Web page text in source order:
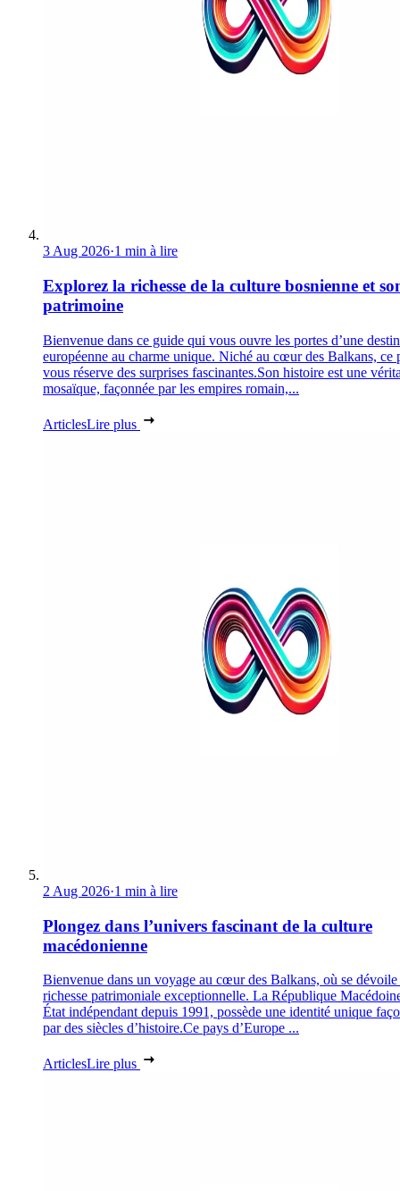
3 Aug 2026·1 min à lire
Explorez la richesse de la culture bosnienne et
patrimoine
Bienvenue dans ce guide qui vous ouvre les portes d’une
européenne au charme unique. Niché au cœur des Balkans, ce
vous réserve des surprises fascinantes.Son histoire est une
mosaïque, façonnée par les empires romain,...
ArticlesLire plus
2 Aug 2026·1 min à lire
Plongez dans l’univers fascinant de la culture
macédonienne
Bienvenue dans un voyage au cœur des Balkans, où se dévoile
richesse patrimoniale exceptionnelle. La République
État indépendant depuis 1991, possède une identité unique
par des siècles d’histoire.Ce pays d’Europe ...
ArticlesLire plus